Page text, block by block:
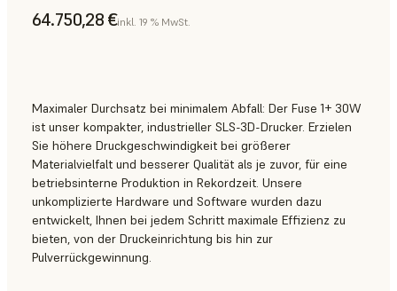
64.750,28 €inkl. 19 % MwSt.
Maximaler Durchsatz bei minimalem Abfall: Der Fuse 1+ 30W
ist unser kompakter, industrieller SLS-3D-Drucker. Erzielen
Sie höhere Druckgeschwindigkeit bei größerer
Materialvielfalt und besserer Qualität als je zuvor, für eine
betriebsinterne Produktion in Rekordzeit. Unsere
unkomplizierte Hardware und Software wurden dazu
entwickelt, Ihnen bei jedem Schritt maximale Effizienz zu
bieten, von der Druckeinrichtung bis hin zur
Pulverrückgewinnung.